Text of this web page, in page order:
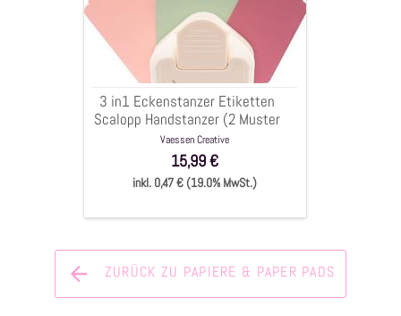
Scalopp
Handstanzer
Muster
&
Lochstanze)
3 in1 Eckenstanzer Etiketten
Scalopp Handstanzer (2 Muster
& Lochstanze)
Vaessen Creative
15,99 €
inkl. 0,47 € (19.0% MwSt.)
ZURÜCK ZU PAPIERE & PAPER PADS